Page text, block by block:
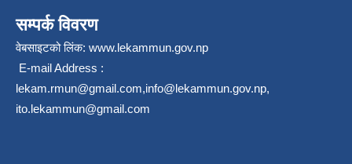
सम्पर्क विवरण
वेबसाइटको लिंक: www.lekammun.gov.np
E-mail Address :
lekam.rmun@gmail.com,info@lekammun.gov.np,
ito.lekammun@gmail.com